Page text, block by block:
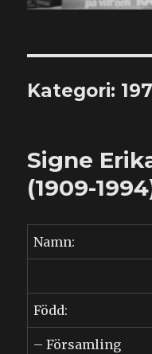
Kategori:
Signe
(1909-
Namn:
Född:
– Församling